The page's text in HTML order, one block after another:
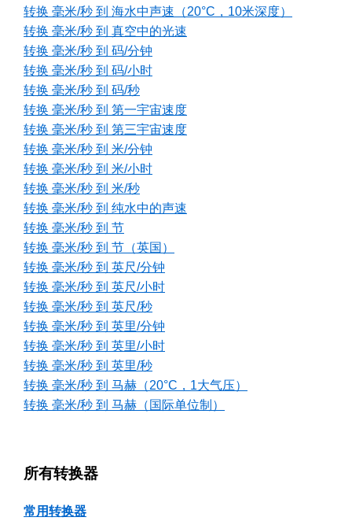
转换 毫米/秒 到 海水中声速（20°C，10米深度）
转换 毫米/秒 到 真空中的光速
转换 毫米/秒 到 码/分钟
转换 毫米/秒 到 码/小时
转换 毫米/秒 到 码/秒
转换 毫米/秒 到 第一宇宙速度
转换 毫米/秒 到 第三宇宙速度
转换 毫米/秒 到 米/分钟
转换 毫米/秒 到 米/小时
转换 毫米/秒 到 米/秒
转换 毫米/秒 到 纯水中的声速
转换 毫米/秒 到 节
转换 毫米/秒 到 节（英国）
转换 毫米/秒 到 英尺/分钟
转换 毫米/秒 到 英尺/小时
转换 毫米/秒 到 英尺/秒
转换 毫米/秒 到 英里/分钟
转换 毫米/秒 到 英里/小时
转换 毫米/秒 到 英里/秒
转换 毫米/秒 到 马赫（20°C，1大气压）
转换 毫米/秒 到 马赫（国际单位制）
所有转换器
常用转换器